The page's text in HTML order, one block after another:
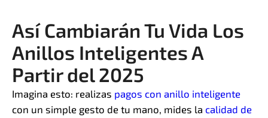
Así Cambiarán Tu Vida Los
Anillos Inteligentes A
Partir del 2025
Imagina esto: realizas pagos con anillo inteligente
con un simple gesto de tu mano, mides la calidad de